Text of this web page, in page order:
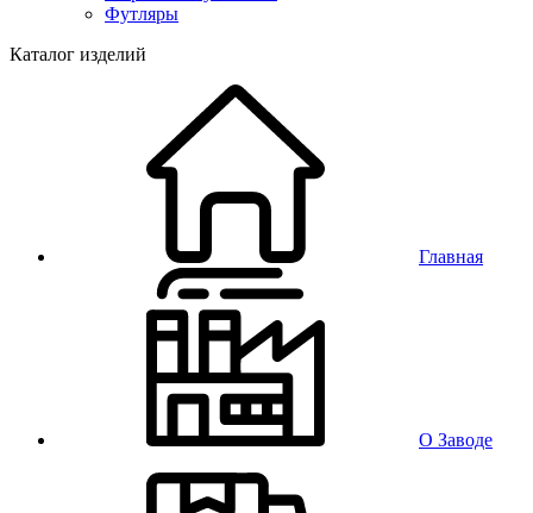
Футляры
Каталог изделий
Главная
О Заводе